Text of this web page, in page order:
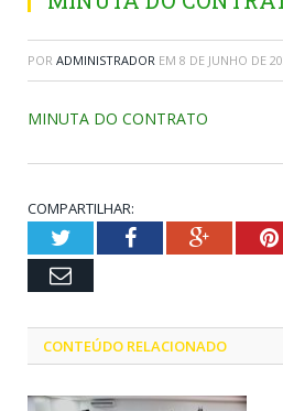
POR ADMINISTRADOR EM 8 DE JUNHO DE
MINUTA DO CONTRATO
COMPARTILHAR:
TwitterFacebookGoogle+
Email
CONTEÚDO RELACIONADO